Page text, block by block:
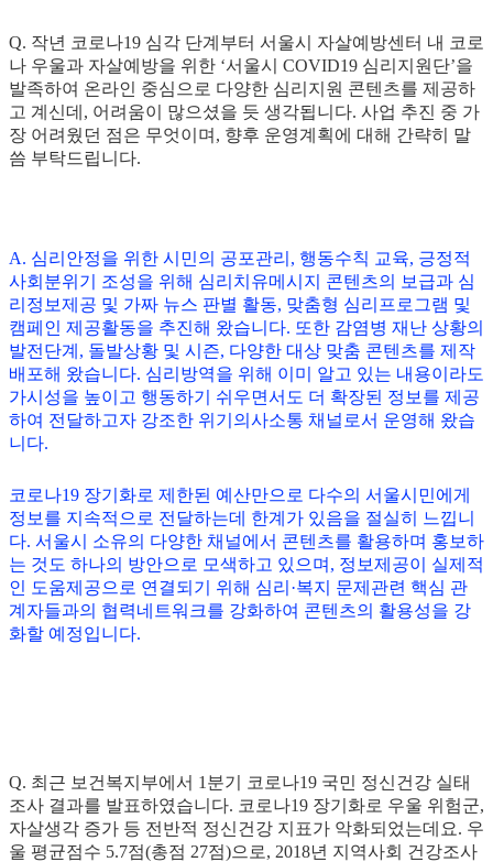
Q. 작년 코로나19 심각 단계부터 서울시 자살예방센터 내 코로
나 우울과 자살예방을 위한 ‘서울시 COVID19 심리지원단’을
발족하여 온라인 중심으로 다양한 심리지원 콘텐츠를 제공하
고 계신데, 어려움이 많으셨을 듯 생각됩니다. 사업 추진 중 가
장 어려웠던 점은 무엇이며, 향후 운영계획에 대해 간략히 말
씀 부탁드립니다.
A. 심리안정을 위한 시민의 공포관리, 행동수칙 교육, 긍정적
사회분위기 조성을 위해 심리치유메시지 콘텐츠의 보급과 심
리정보제공 및 가짜 뉴스 판별 활동, 맞춤형 심리프로그램 및
캠페인 제공활동을 추진해 왔습니다. 또한 감염병 재난 상황의
발전단계, 돌발상황 및 시즌, 다양한 대상 맞춤 콘텐츠를 제작
배포해 왔습니다. 심리방역을 위해 이미 알고 있는 내용이라도
가시성을 높이고 행동하기 쉬우면서도 더 확장된 정보를 제공
하여 전달하고자 강조한 위기의사소통 채널로서 운영해 왔습
니다.
코로나19 장기화로 제한된 예산만으로 다수의 서울시민에게
정보를 지속적으로 전달하는데 한계가 있음을 절실히 느낍니
다. 서울시 소유의 다양한 채널에서 콘텐츠를 활용하며 홍보하
는 것도 하나의 방안으로 모색하고 있으며, 정보제공이 실제적
인 도움제공으로 연결되기 위해 심리·복지 문제관련 핵심 관
계자들과의 협력네트워크를 강화하여 콘텐츠의 활용성을 강
화할 예정입니다.
Q. 최근 보건복지부에서 1분기 코로나19 국민 정신건강 실태
조사 결과를 발표하였습니다. 코로나19 장기화로 우울 위험군,
자살생각 증가 등 전반적 정신건강 지표가 악화되었는데요. 우
울 평균점수 5.7점(총점 27점)으로, 2018년 지역사회 건강조사